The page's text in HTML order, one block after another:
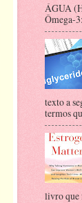
ÁGUA
Ômega-
texto a
termos
livro que